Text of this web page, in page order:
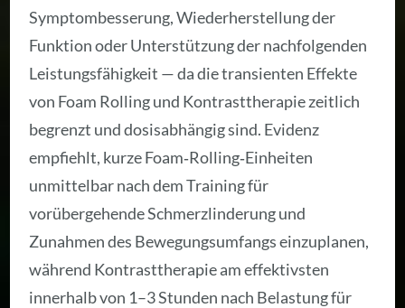
Symptombesserung, Wiederherstellung der
Funktion oder Unterstützung der nachfolgenden
Leistungsfähigkeit — da die transienten Effekte
von Foam Rolling und Kontrasttherapie zeitlich
begrenzt und dosisabhängig sind. Evidenz
empfiehlt, kurze Foam‑Rolling‑Einheiten
unmittelbar nach dem Training für
vorübergehende Schmerzlinderung und
Zunahmen des Bewegungsumfangs einzuplanen,
während Kontrasttherapie am effektivsten
innerhalb von 1–3 Stunden nach Belastung für